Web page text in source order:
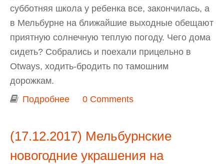
субботняя школа у ребенка все, закончилась, а
в Мельбурне на ближайшие выходные обещают
приятную солнечную теплую погоду. Чего дома
сидеть? Собрались и поехали прицельно в
Otways, ходить-бродить по тамошним
дорожкам.
Подробнее о Выходной в Otways: прогулка в
0 Comments
(17.12.2017) Мельбурнские
новогодние украшения на